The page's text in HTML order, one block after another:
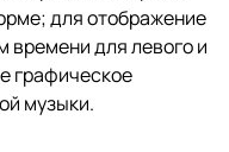
для отображение
времени для левого и
графическое
музыки.